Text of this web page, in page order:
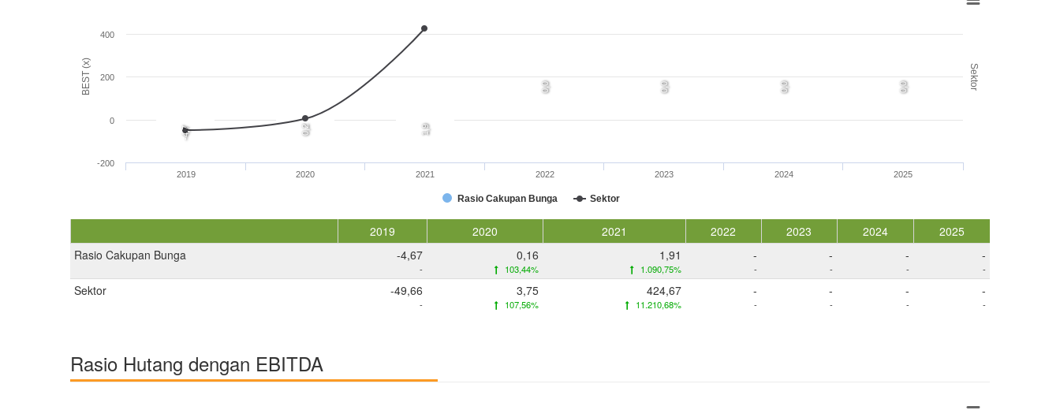
BEST (x) Sektor
-4,7 0,2 1,9
0,0 0,0 0,0 0,0
Rasio Cakupan Bunga Sektor
2019 2020 2021 2022 2023 2024 2025
-200
0
200
400
2019 2020 2021 2022 2023 2024
2025
Rasio Cakupan Bunga
-4,67
-
0,16
103,44%
1,91
1.090,75%
-
-
-
-
-
-
-
-
Sektor -49,66
-
3,75
107,56%
424,67
11.210,68%
-
-
-
-
-
-
-
-
Rasio Hutang dengan EBITDA